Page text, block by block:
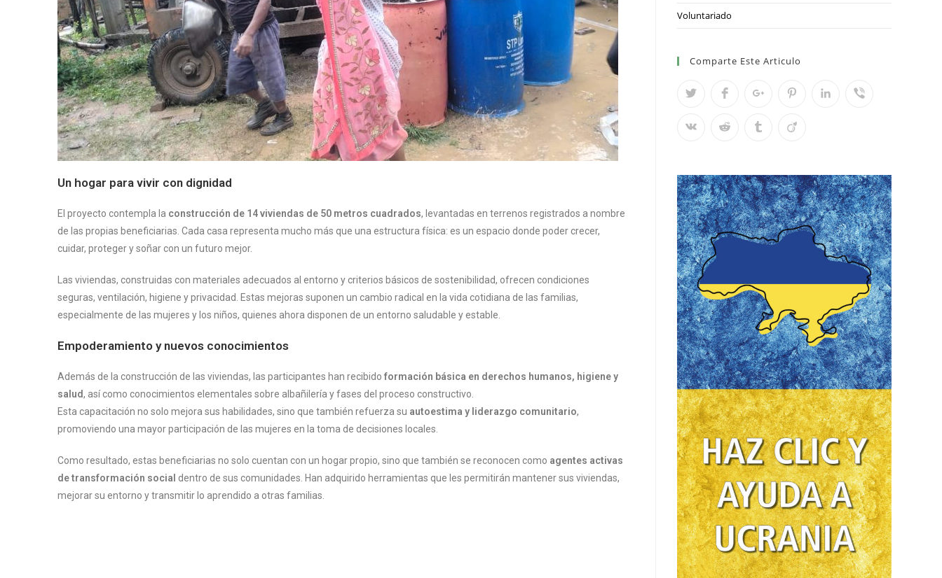
Un hogar para vivir con dignidad
El proyecto contempla la construcción de 14 viviendas de 50 metros cuadrados, levantadas en terrenos registrados a nombre
de las propias beneficiarias. Cada casa representa mucho más que una estructura física: es un espacio donde poder crecer,
cuidar, proteger y soñar con un futuro mejor.
Las viviendas, construidas con materiales adecuados al entorno y criterios básicos de sostenibilidad, ofrecen condiciones
seguras, ventilación, higiene y privacidad. Estas mejoras suponen un cambio radical en la vida cotidiana de las familias,
especialmente de las mujeres y los niños, quienes ahora disponen de un entorno saludable y estable.
Empoderamiento y nuevos conocimientos
Además de la construcción de las viviendas, las participantes han recibido formación básica en derechos humanos, higiene y
salud, así como conocimientos elementales sobre albañilería y fases del proceso constructivo.
Esta capacitación no solo mejora sus habilidades, sino que también refuerza su autoestima y liderazgo comunitario,
promoviendo una mayor participación de las mujeres en la toma de decisiones locales.
Como resultado, estas beneficiarias no solo cuentan con un hogar propio, sino que también se reconocen como agentes activas
de transformación social dentro de sus comunidades. Han adquirido herramientas que les permitirán mantener sus viviendas,
mejorar su entorno y transmitir lo aprendido a otras familias.
Voluntariado
Comparte Este Articulo